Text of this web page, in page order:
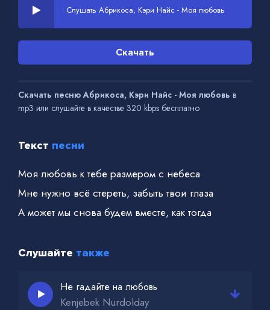
Слушать Абрикоса, Кэри Найс - Моя любовь
Скачать
Скачать песню Абрикоса, Кэри Найс - Моя любовь в
mp3 или слушайте в качестве 320 kbps бесплатно
Текст песни
Моя любовь к тебе размером с небеса
Мне нужно всё стереть, забыть твои глаза
А может мы снова будем вместе, как тогда
Слушайте также
Не гадайте на любовь
Kenjebek Nurdolday